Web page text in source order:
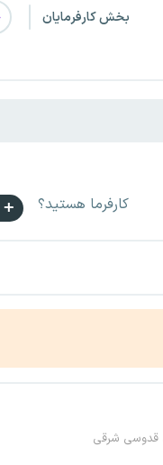
بخش کارفرمایان
کارفرما هستید؟